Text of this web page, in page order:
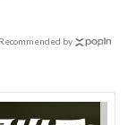
Recommended by